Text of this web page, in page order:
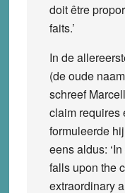
doit être
faits.’
In de
(de oude
schreef
claim requires
formuleerde
eens aldus:
falls upon the
extraordinary